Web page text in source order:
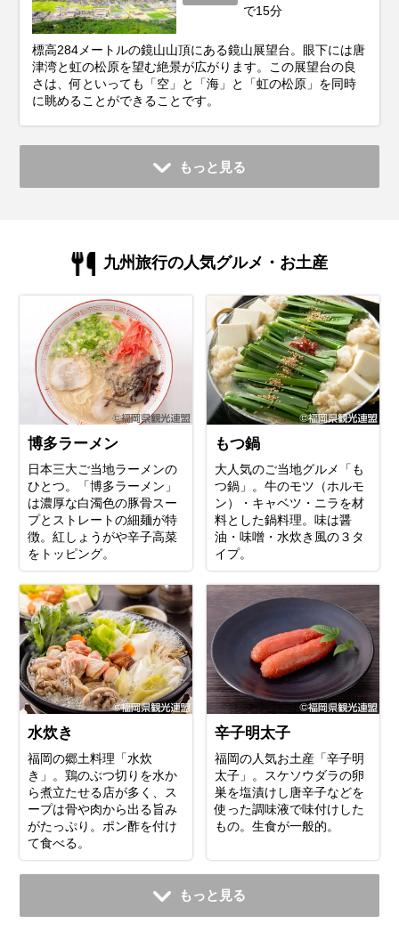
で15分
標高284メートルの鏡山山頂にある鏡山展望台。眼下には唐
津湾と虹の松原を望む絶景が広がります。この展望台の良
さは、何といっても「空」と「海」と「虹の松原」を同時
に眺めることができることです。
もっと見る
九州旅行の人気グルメ・お土産
博多ラーメン
日本三大ご当地ラーメンの
ひとつ。「博多ラーメン」
は濃厚な白濁色の豚骨スー
プとストレートの細麺が特
徴。紅しょうがや辛子高菜
をトッピング。
もつ鍋
大人気のご当地グルメ「も
つ鍋」。牛のモツ（ホルモ
ン）・キャベツ・ニラを材
料とした鍋料理。味は醤
油・味噌・水炊き風の３タ
イプ。
水炊き
福岡の郷土料理「水炊
き」。鶏のぶつ切りを水か
ら煮立たせる店が多く、ス
ープは骨や肉から出る旨み
がたっぷり。ポン酢を付け
て食べる。
辛子明太子
福岡の人気お土産「辛子明
太子」。スケソウダラの卵
巣を塩漬けし唐辛子などを
使った調味液で味付けした
もの。生食が一般的。
もっと見る